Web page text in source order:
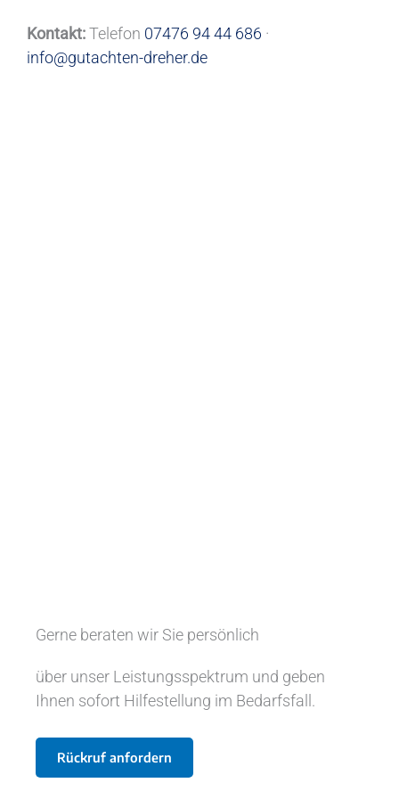
Kontakt:Telefon 07476 94 44 686 ·
info@gutachten-dreher.de
Gerne beraten wir Sie persönlich
über unser Leistungsspektrum und geben
Ihnen sofort Hilfestellung im Bedarfsfall.
Rückruf anfordern